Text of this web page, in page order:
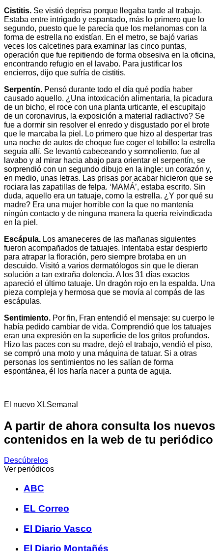
Cistitis. Se vistió deprisa porque llegaba tarde al trabajo.
Estaba entre intrigado y espantado, más lo primero que lo
segundo, puesto que le parecía que los melanomas con la
forma de estrella no existían. En el metro, se bajó varias
veces los calcetines para examinar las cinco puntas,
operación que fue repitiendo de forma obsesiva en la oficina,
encontrando refugio en el lavabo. Para justificar los
encierros, dijo que sufría de cistitis.
Serpentín. Pensó durante todo el día qué podía haber
causado aquello. ¿Una intoxicación alimentaria, la picadura
de un bicho, el roce con una planta urticante, el escupitajo
de un coronavirus, la exposición a material radiactivo? Se
fue a dormir sin resolver el enredo y disgustado por el brote
que le marcaba la piel. Lo primero que hizo al despertar tras
una noche de autos de choque fue coger el tobillo: la estrella
seguía allí. Se levantó cabeceando y somnoliento, fue al
lavabo y al mirar hacia abajo para orientar el serpentín, se
sorprendió con un segundo dibujo en la ingle: un corazón y,
en medio, unas letras. Las prisas por acabar hicieron que se
rociara las zapatillas de felpa. ‘MAMÁ’, estaba escrito. Sin
duda, aquello era un tatuaje, como la estrella. ¿Y por qué su
madre? Era una mujer horrible con la que no mantenía
ningún contacto y de ninguna manera la quería reivindicada
en la piel.
Escápula. Los amaneceres de las mañanas siguientes
fueron acompañados de tatuajes. Intentaba estar despierto
para atrapar la floración, pero siempre brotaba en un
descuido. Visitó a varios dermatólogos sin que le dieran
solución a tan extraña dolencia. A los 31 días exactos
apareció el último tatuaje. Un dragón rojo en la espalda. Una
pieza compleja y hermosa que se movía al compás de las
escápulas.
Sentimiento. Por fin, Fran entendió el mensaje: su cuerpo le
había pedido cambiar de vida. Comprendió que los tatuajes
eran una expresión en la superficie de los gritos profundos.
Hizo las paces con su madre, dejó el trabajo, vendió el piso,
se compró una moto y una máquina de tatuar. Si a otras
personas los sentimientos no les salían de forma
espontánea, él los haría nacer a punta de aguja.
El nuevo XLSemanal
A partir de ahora consulta los nuevos
contenidos en la web de tu periódico
Descúbrelos
Ver periódicos
ABC
EL Correo
El Diario Vasco
El Diario Montañés